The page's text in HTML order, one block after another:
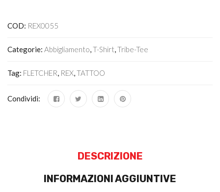
COD: REX0055
Categorie: Abbigliamento,T-Shirt,Tribe-Tee
Tag: FLETCHER, REX,TATTOO
Condividi:
DESCRIZIONE
INFORMAZIONI AGGIUNTIVE